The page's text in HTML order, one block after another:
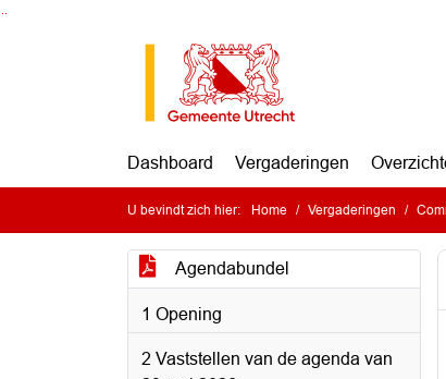
Dashboard Vergaderingen
U bevindt zich hier: Home Vergaderingen
Agendabundel
1 Opening
2 Vaststellen van de agenda van